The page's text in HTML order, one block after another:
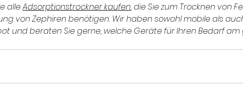
alle Adsorptionstrockner kaufen, die Sie zum Trocknen von
von Zephiren benötigen. Wir haben sowohl mobile als
und beraten Sie gerne, welche Geräte für Ihren Bedarf